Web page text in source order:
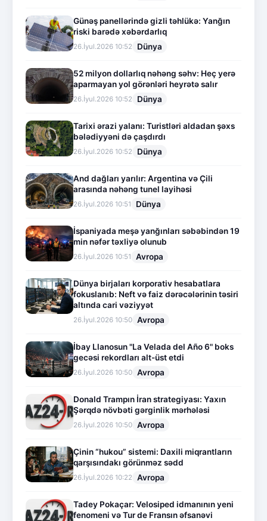
Günəş panellərində gizli təhlükə: Yanğın
riski barədə xəbərdarlıq
26.İyul.2026 10:52 Dünya
52 milyon dollarlıq nəhəng səhv: Heç yerə
aparmayan yol görənləri heyrətə salır
26.İyul.2026 10:52 Dünya
Tarixi ərazi yalanı: Turistləri aldadan şəxs
bələdiyyəni də çaşdırdı
26.İyul.2026 10:52 Dünya
And dağları yarılır: Argentina və Çili
arasında nəhəng tunel layihəsi
26.İyul.2026 10:51 Dünya
İspaniyada meşə yanğınları səbəbindən 19
min nəfər təxliyə olunub
26.İyul.2026 10:51 Avropa
Dünya birjaları korporativ hesabatlara
fokuslanıb: Neft və faiz dərəcələrinin təsiri
altında cari vəziyyət
26.İyul.2026 10:50 Avropa
İbay Llanosun "La Velada del Año 6" boks
gecəsi rekordları alt-üst etdi
26.İyul.2026 10:50 Avropa
Donald Trampın İran strategiyası: Yaxın
Şərqdə növbəti gərginlik mərhələsi
26.İyul.2026 10:50 Avropa
Çinin “hukou” sistemi: Daxili miqrantların
qarşısındakı görünməz sədd
26.İyul.2026 10:22 Avropa
Tadey Pokaçar: Velosiped idmanının yeni
fenomeni və Tur de Fransın əfsanəvi